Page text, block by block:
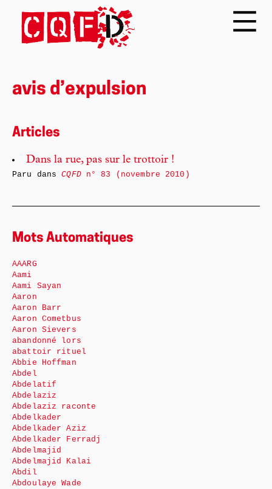
avis d’expulsion
Articles
Dans la rue, pas sur le trottoir !
Paru dansCQFDn° 83 (novembre 2010)
Mots Automatiques
AAARG
Aami
Aami Sayan
Aaron
Aaron Barr
Aaron Cometbus
Aaron Sievers
abandonné lors
abattoir rituel
Abbie Hoffman
Abdel
Abdelatif
Abdelaziz
Abdelaziz raconte
Abdelkader
Abdelkader Aziz
Abdelkader Ferradj
Abdelmajid
Abdelmajid Kalai
Abdil
Abdoulaye Wade